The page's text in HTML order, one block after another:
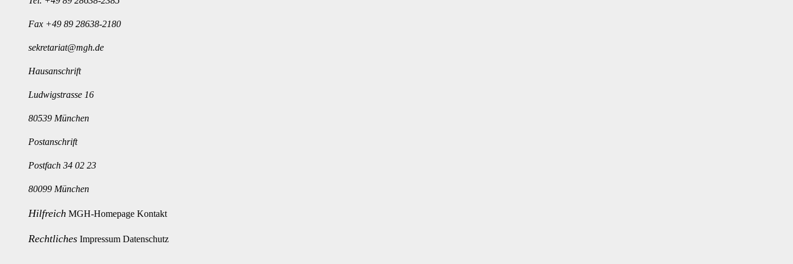
Fax +49 89 28638-2180
sekretariat@mgh.de
Hausanschrift
Ludwigstrasse 16
80539 München
Postanschrift
Postfach 34 02 23
80099 München
Hilfreich MGH-Homepage Kontakt
Rechtliches Impressum Datenschutz